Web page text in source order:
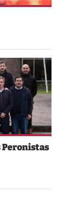
Peronistas